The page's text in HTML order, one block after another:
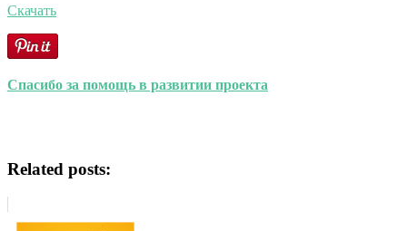
Скачать
Спасибо за помощь в развитии проекта
Related posts: